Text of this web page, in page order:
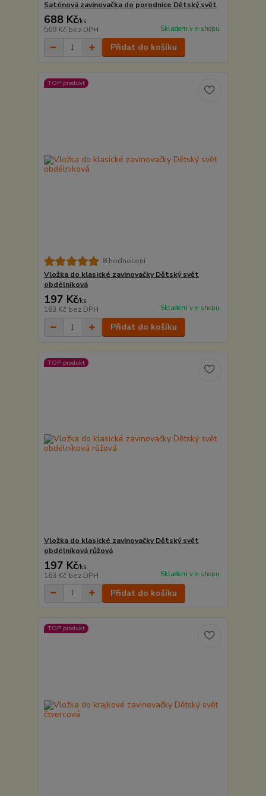
Saténová zavinovačka do porodnice Dětský svět
688 Kč/ks
569 Kč bez DPH Skladem v e-shopu
Přidat do košíku
TOP produkt
8 hodnocení
Vložka do klasické zavinovačky Dětský svět
obdélniková
197 Kč/ks
163 Kč bez DPH Skladem v e-shopu
Přidat do košíku
TOP produkt
Vložka do klasické zavinovačky Dětský svět
obdélníková růžová
197 Kč/ks
163 Kč bez DPH Skladem v e-shopu
Přidat do košíku
TOP produkt